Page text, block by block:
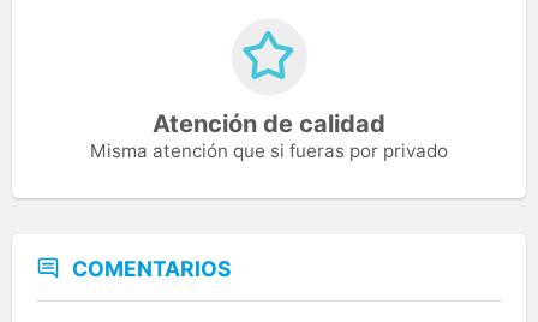
Atención de calidad
Misma atención que si fueras por privado
COMENTARIOS